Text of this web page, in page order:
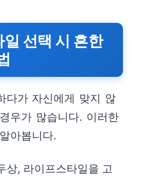
선택 시 흔한
다가 자신에게 맞지 않
우가 많습니다. 이러한
아봅니다.
상, 라이프스타일을 고